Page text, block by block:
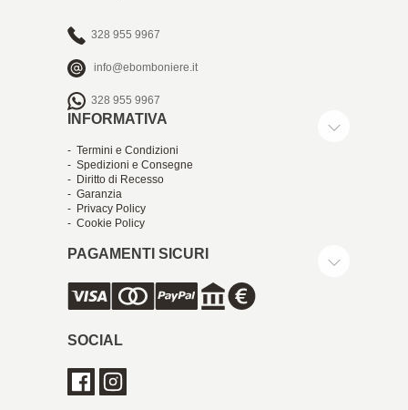
328 955 9967
info@ebomboniere.it
328 955 9967
INFORMATIVA
- Termini e Condizioni
- Spedizioni e Consegne
- Diritto di Recesso
- Garanzia
- Privacy Policy
- Cookie Policy
PAGAMENTI SICURI
SOCIAL